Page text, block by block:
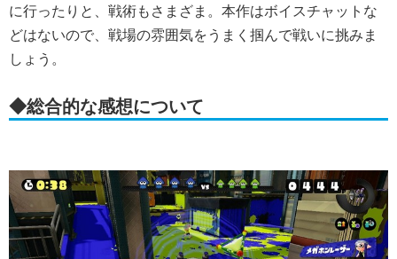
に行ったりと、戦術もさまざま。本作はボイスチャットな
どはないので、戦場の雰囲気をうまく掴んで戦いに挑みま
しょう。
◆総合的な感想について